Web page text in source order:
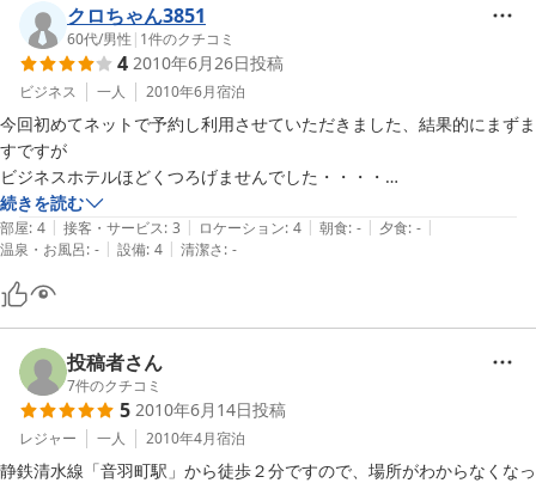
クロちゃん3851
60代/男性 | 1件のクチコミ
4 2010年6月26日投稿
ビジネス 一人 2010年6月宿泊
今回初めてネットで予約し利用させていただきました、結果的にまずま
すですが
ビジネスホテルほどくつろげませんでした・・・・
と言うのも設備はいつでも単身で生活できる物はそろってはいるのです
が、浴衣が無かったり、キッチンはあるのですが、置いてある鍋がかな
り焼けて痛んでおり、使うのを
ためらいました、１００円ショップ商品でいいのできれいな鍋かヤカン
がほしかった、
シーツも毎回クリーニングされてるとは書いてありましたが、カラーシ
ーツでは少し
疑います、又タオル類もごわごわで使えませんでした・・・
気分的に気持ち良く寝られませんでした・・・
続きを読む
部屋: 4 | 接客・サービス: 3 | ロケーション: 4 | 朝食: - | 夕食: - |
温泉・お風呂: - | 設備: 4 | 清潔さ: -
投稿者さん
7件のクチコミ
5 2010年6月14日投稿
レジャー 一人 2010年4月宿泊
静鉄清水線「音羽町駅」から徒歩２分ですので、場所がわからなくなっ